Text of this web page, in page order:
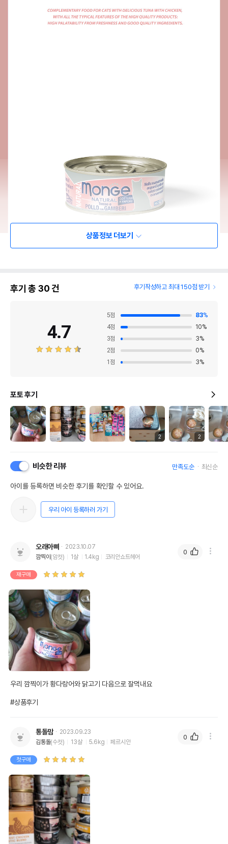
상품정보 더보기
후기 총 30건 후기작성하고 최대 150점 받기
4.7
5점 83%
4점 10%
3점 3%
2점 0%
1 점 3%
포토 후기
2 2
비슷한 리뷰 만족도순 최신순
아이를 등록하면 비슷한 후기를 확인할 수 있어요.
우리 아이 등록하러 가기
오래아빠
2023.10.07
깜찍이 (암컷) 1살 1.4kg 코리안쇼트헤어
재구매
우리 깜찍이가 황다랑어와 닭고기 다음으로 잘먹내요
#상품후기
0
통돌맘
2023.09.23
김통돌(수컷) 13살 5.6kg 페르시안
첫구매
0